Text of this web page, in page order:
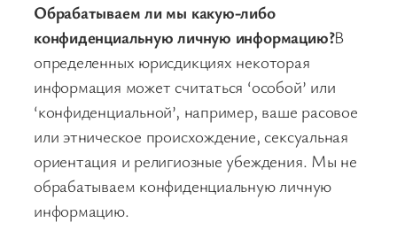
Обрабатываем ли мы какую-либо
конфиденциальную личную информацию?В
определенных юрисдикциях некоторая
информация может считаться ‘особой’ или
‘конфиденциальной’, например, ваше расовое
или этническое происхождение, сексуальная
ориентация и религиозные убеждения. Мы не
обрабатываем конфиденциальную личную
информацию.